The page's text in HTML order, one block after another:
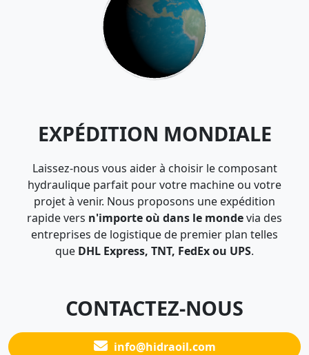
EXPÉDITION MONDIALE
Laissez-nous vous aider à choisir le composant
hydraulique parfait pour votre machine ou votre
projet à venir. Nous proposons une expédition
rapide vers n'importe où dans le mondevia des
entreprises de logistique de premier plan telles
que DHL Express, TNT, FedEx ou UPS.
CONTACTEZ-NOUS
info@hidraoil.com